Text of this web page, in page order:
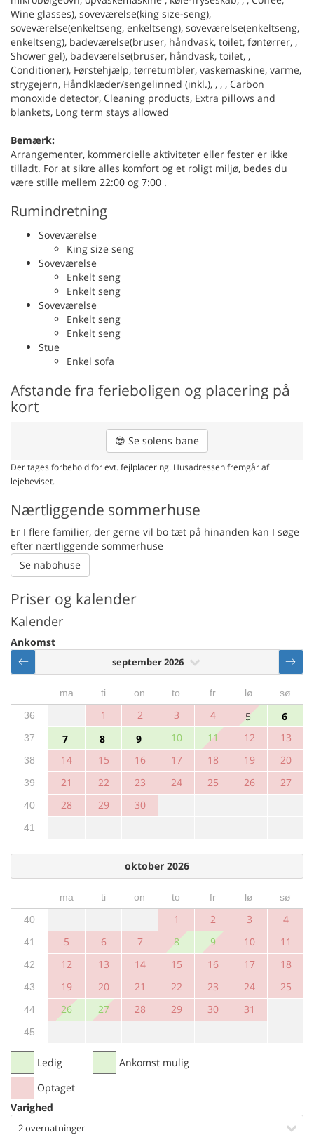
Wine glasses), soveværelse(king size-seng),
soveværelse(enkeltseng, enkeltseng), soveværelse(enkeltseng,
enkeltseng), badeværelse(bruser, håndvask, toilet, føntørrer, ,
Shower gel), badeværelse(bruser, håndvask, toilet, ,
Conditioner), Førstehjælp, tørretumbler, vaskemaskine, varme,
strygejern, Håndklæder/sengelinned (inkl.), , , , Carbon
monoxide detector, Cleaning products, Extra pillows and
blankets, Long term stays allowed
Bemærk:
Arrangementer, kommercielle aktiviteter eller fester er ikke
tilladt. For at sikre alles komfort og et roligt miljø, bedes du
være stille mellem 22:00 og 7:00 .
Rumindretning
Soveværelse
King size seng
Soveværelse
Enkelt seng
Enkelt seng
Soveværelse
Enkelt seng
Enkelt seng
Stue
Enkel sofa
Afstande fra ferieboligen og placering på
kort
😎 Se solens bane
Der tages forbehold for evt. fejlplacering. Husadressen fremgår af
lejebeviset.
Nærtliggende sommerhuse
Er I flere familier, der gerne vil bo tæt på hinanden kan I søge
efter nærtliggende sommerhuse
Se nabohuse
Priser og kalender
Kalender
Ankomst
september 2026
ma ti on to fr lø
sø
36
1 2 3 4 5 6
37 7 8 9 10 11 12 13
38 14 15 16 17 18 19 20
39 21 22 23 24 25 26 27
40 28 29 30
41
oktober 2026
ma ti on to fr lø
sø
40
1 2 3 4
41 5 6 7 8 9 10 11
42 12 13 14 15 16 17 18
43 19 20 21 22 23 24 25
44 26 27 28 29 30 31
45
Ledig
Optaget
Ankomst mulig
Varighed
2 overnatninger